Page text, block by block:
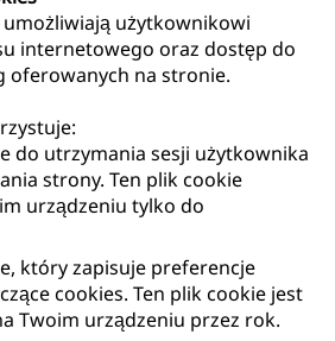
użytkownikowi
internetowego oraz dostęp do
oferowanych na stronie.
do utrzymania sesji użytkownika
strony. Ten plik cookie
urządzeniu tylko do
który zapisuje preferencje
cookies. Ten plik cookie jest
Twoim urządzeniu przez rok.